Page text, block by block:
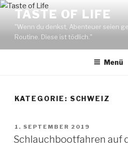
Zum
Inhalt
springen
TASTE OF LIFE
"Wenn du denkst, Abenteuer seien
Routine. Diese ist tödlich."
Menü
KATEGORIE: SCHWEIZ
VERÖFFENTLICHT
AM
1. SEPTEMBER 2019
Schlauchbootfahren auf